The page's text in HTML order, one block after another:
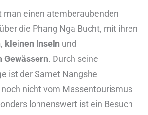
man einen atemberaubenden
die Phang Nga Bucht, mit ihren
, kleinen Inseln und
Gewässern. Durch seine
ist der Samet Nangshe
nicht vom Massentourismus
lohnenswert ist ein Besuch